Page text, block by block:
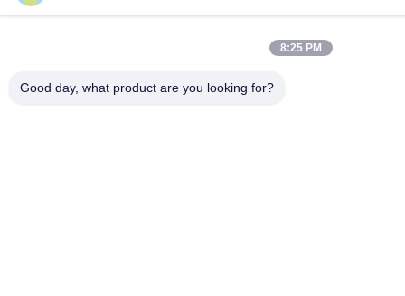
8:25 PM
Good day, what product are you looking for?